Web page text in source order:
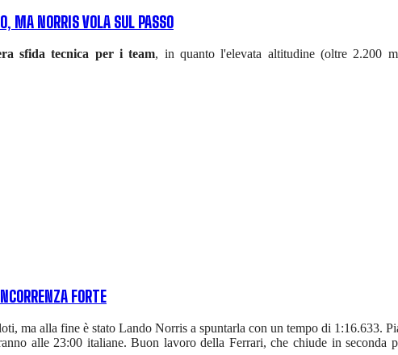
MA NORRIS VOLA SUL PASSO
sfida tecnica per i team, in quanto l'elevata altitudine (oltre 2.200
FORTE
ma alla fine è stato Lando Norris a spuntarla con un tempo di 1:16.633.
alle 23:00 italiane. Buon lavoro della Ferrari, che chiude in